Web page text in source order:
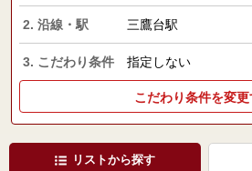
2. 沿線・駅 三鷹台駅
3. こだわり条件 指定しない
こだわり条件を変更
リストから探す